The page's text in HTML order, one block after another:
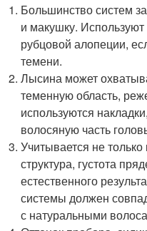
Большинство систем
и макушку.
рубцовой алопеции,
темени.
Лысина может
теменную область,
используются
волосяную часть
Учитывается не только
структура, густота
естественного
системы должен
с натуральными